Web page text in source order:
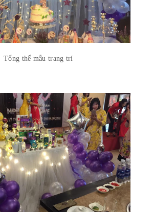
Tổng thể mẫu trang trí